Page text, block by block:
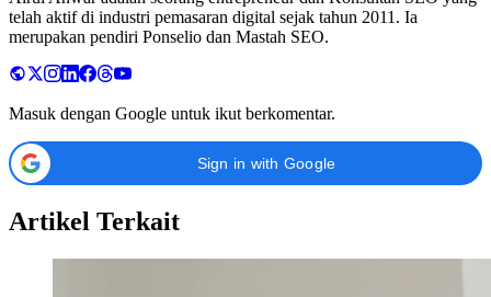
telah aktif di industri pemasaran digital sejak tahun 2011. Ia
merupakan pendiri Ponselio dan Mastah SEO.
Masuk dengan Google untuk ikut berkomentar.
Sign in with Google
Artikel Terkait